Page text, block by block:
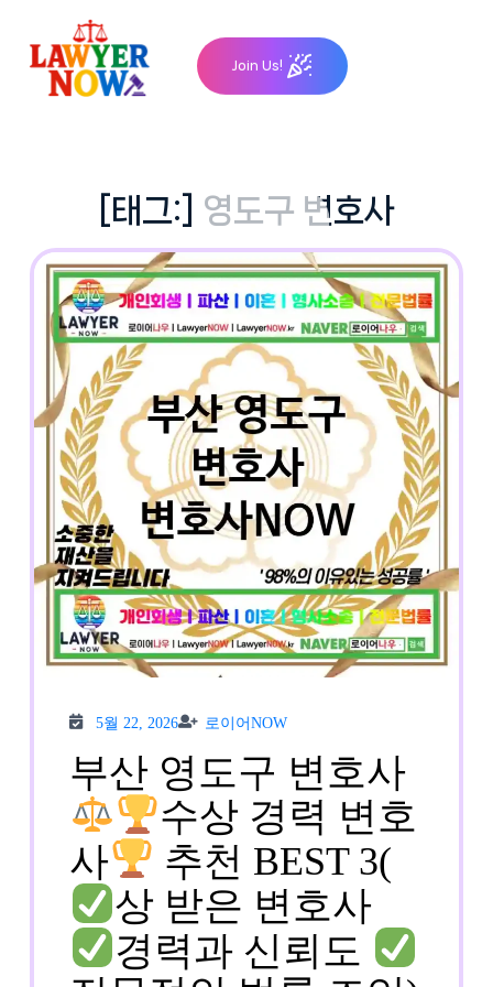
content
Join Us!
[태그:] 영도구 변호사
5월 22, 2026
22,
2026
로이어NOW
어
부산 영도구 변호사
수상 경력 변호
사
추천 BEST 3(
상 받은 변호사
경력과 신뢰도